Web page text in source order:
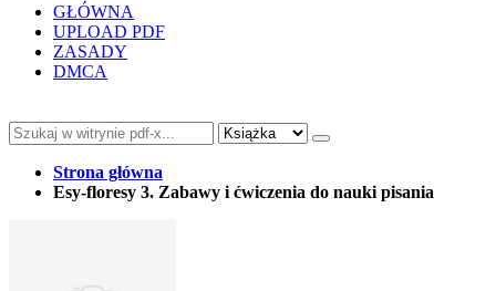
GŁÓWNA
UPLOAD PDF
ZASADY
DMCA
Strona główna
Esy-floresy 3. Zabawy i ćwiczenia do nauki pisania